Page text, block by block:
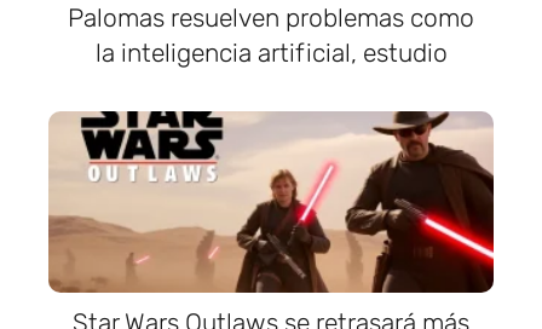
Palomas resuelven problemas como
la inteligencia artificial, estudio
Star Wars Outlaws se retrasará más